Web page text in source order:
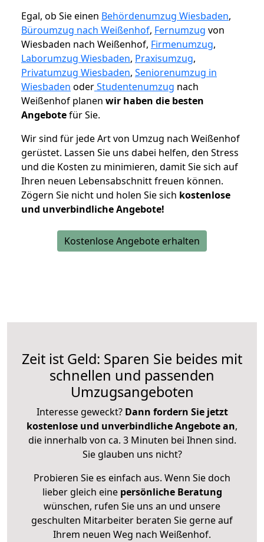
Egal, ob Sie einen Behördenumzug Wiesbaden,
Büroumzug nach Weißenhof, Fernumzug von
Wiesbaden nach Weißenhof, Firmenumzug,
Laborumzug Wiesbaden, Praxisumzug,
Privatumzug Wiesbaden, Seniorenumzug in
Wiesbaden oderStudentenumzug nach
Weißenhof planen wir haben die besten
Angebotefür Sie.
Wir sind für jede Art von Umzug nach Weißenhof
gerüstet. Lassen Sie uns dabei helfen, den Stress
und die Kosten zu minimieren, damit Sie sich auf
Ihren neuen Lebensabschnitt freuen können.
Zögern Sie nicht und holen Sie sich kostenlose
und unverbindliche Angebote!
Kostenlose Angebote erhalten
Zeit ist Geld: Sparen Sie beides mit
schnellen und passenden
Umzugsangeboten
Interesse geweckt? Dann fordern Sie jetzt
kostenlose und unverbindliche Angebote an,
die innerhalb von ca. 3 Minuten bei Ihnen sind.
Sie glauben uns nicht?
Probieren Sie es einfach aus. Wenn Sie doch
lieber gleich eine persönliche Beratung
wünschen, rufen Sie uns an und unsere
geschulten Mitarbeiter beraten Sie gerne auf
Ihrem neuen Weg nach Weißenhof.